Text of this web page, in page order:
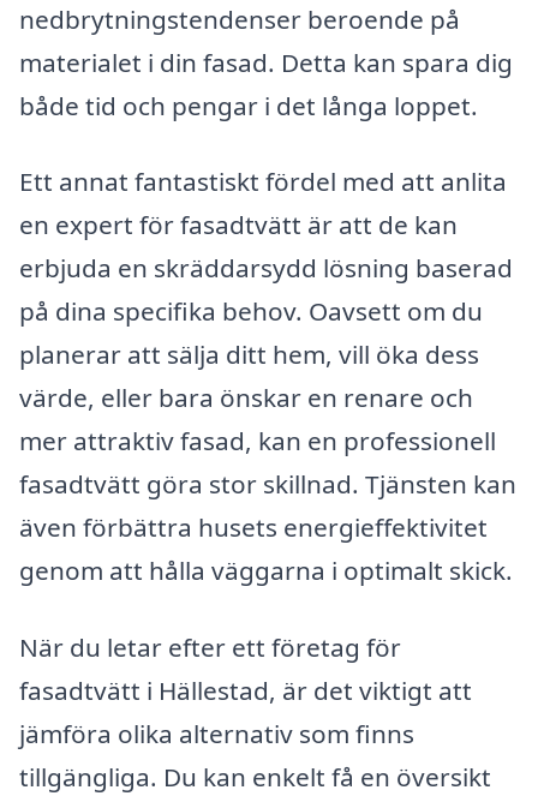
nedbrytningstendenser beroende på
materialet i din fasad. Detta kan spara dig
både tid och pengar i det långa loppet.
Ett annat fantastiskt fördel med att anlita
en expert för fasadtvätt är att de kan
erbjuda en skräddarsydd lösning baserad
på dina specifika behov. Oavsett om du
planerar att sälja ditt hem, vill öka dess
värde, eller bara önskar en renare och
mer attraktiv fasad, kan en professionell
fasadtvätt göra stor skillnad. Tjänsten kan
även förbättra husets energieffektivitet
genom att hålla väggarna i optimalt skick.
När du letar efter ett företag för
fasadtvätt i Hällestad, är det viktigt att
jämföra olika alternativ som finns
tillgängliga. Du kan enkelt få en översikt